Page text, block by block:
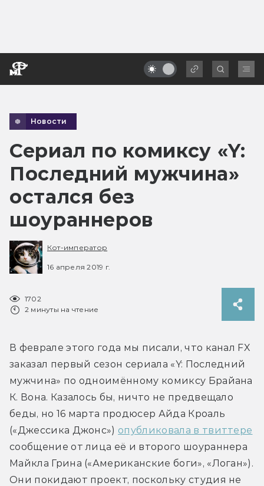
Новости
Сериал по комиксу «Y:
Последний мужчина»
остался без
шоураннеров
Кот-император
16 апреля 2019 г.
1702
2 минуты на чтение
В феврале этого года мы писали, что канал FX
заказал первый сезон сериала «Y: Последний
мужчина» по одноимённому комиксу Брайана
К. Вона. Казалось бы, ничто не предвещало
беды, но 16 марта продюсер Айда Кроаль
(«Джессика Джонс») опубликовала в твиттере
сообщение от лица её и второго шоураннера
Майкла Грина («Американские боги», «Логан»).
Они покидают проект, поскольку студия не